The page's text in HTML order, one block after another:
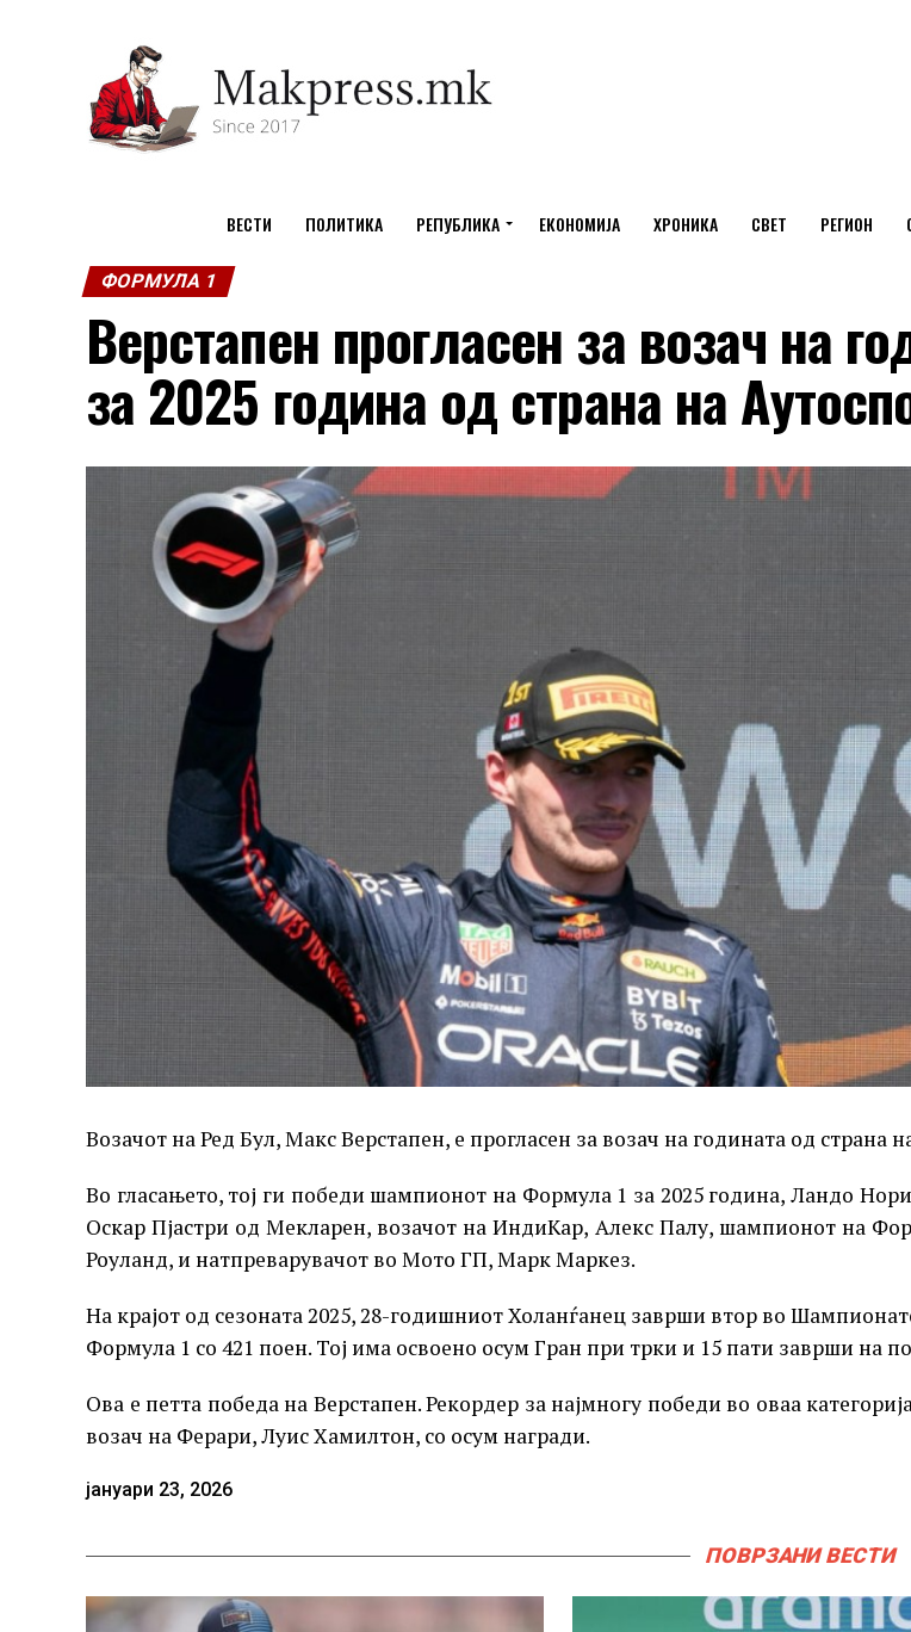
ВЕСТИ ПОЛИТИКА РЕПУБЛИКА ЕКОНОМИЈА ХРОНИКА СВЕТ РЕГИОН
ФОРМУЛА 1
Верстапен прогласен за возач на
за 2025 година од страна на
Возачот на Ред Бул, Макс Верстапен, е прогласен за возач на годината од страна
Во гласањето, тој ги победи шампионот на Формула 1 за 2025 година, Ландо
Оскар Пјастри од Мекларен, возачот на ИндиКар, Алекс Палу, шампионот на
Роуланд, и натпреварувачот во Мото ГП, Марк Маркез.
На крајот од сезоната 2025, 28-годишниот Холанѓанец заврши втор во
Формула 1 со 421 поен. Тој има освоено осум Гран при трки и 15 пати заврши на
Ова е петта победа на Верстапен. Рекордер за најмногу победи во оваа
возач на Ферари, Луис Хамилтон, со осум награди.
јануари 23, 2026
ПОВРЗАНИ ВЕСТИ